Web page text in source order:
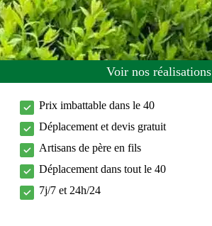
Voir nos réalisations
Prix imbattable dans le 40
Déplacement et devis gratuit
Artisans de père en fils
Déplacement dans tout le 40
7j/7 et 24h/24